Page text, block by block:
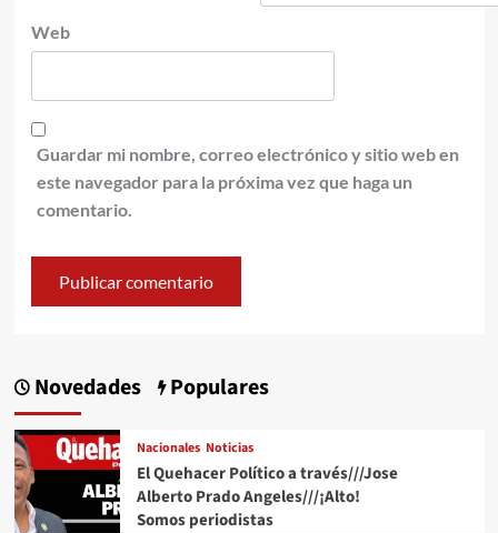
Web
Guardar mi nombre, correo electrónico y sitio web en
este navegador para la próxima vez que haga un
comentario.
Novedades Populares
Nacionales Noticias
El Quehacer Político a través///Jose
Alberto Prado Angeles///¡Alto!
Somos periodistas